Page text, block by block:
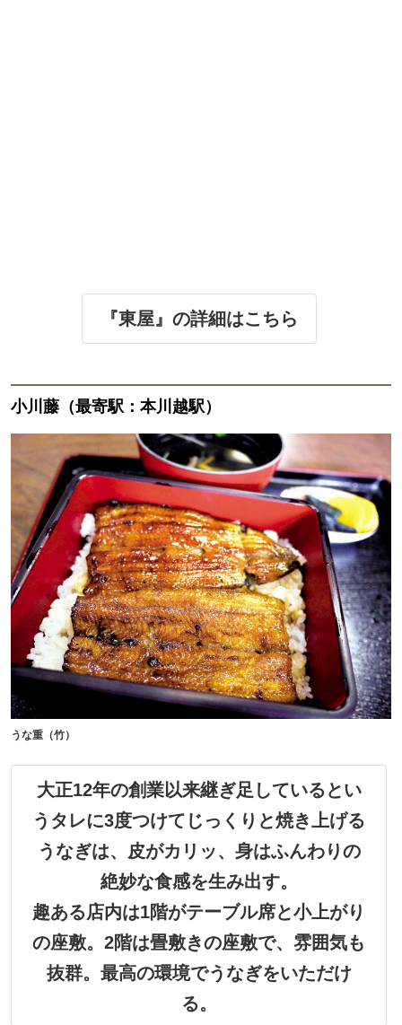
『東屋』の詳細はこちら
小川藤（最寄駅：本川越駅）
うな重（竹）
大正12年の創業以来継ぎ足しているとい
うタレに3度つけてじっくりと焼き上げる
うなぎは、皮がカリッ、身はふんわりの
絶妙な食感を生み出す。
趣ある店内は1階がテーブル席と小上がり
の座敷。2階は畳敷きの座敷で、雰囲気も
抜群。最高の環境でうなぎをいただけ
る。